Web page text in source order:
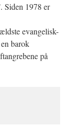
Siden 1978 er
evangelisk-
barok
på